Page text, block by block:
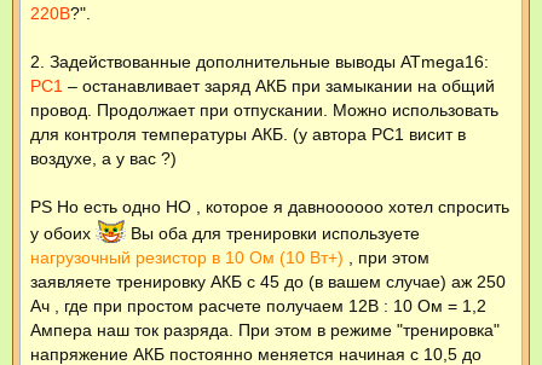
220В?".
2. Задействованные дополнительные выводы ATmеga16:
РС1 – останавливает заряд АКБ при замыкании на общий
провод. Продолжает при отпускании. Можно использовать
для контроля температуры АКБ. (у автора PC1 висит в
воздухе, а у вас ?)
PS Но есть одно НО , которое я давноооооо хотел спросить
у обоих
Вы оба для тренировки используете
нагрузочный резистор в 10 Ом (10 Вт+)
, при этом
заявляете тренировку АКБ с 45 до (в вашем случае) аж 250
Ач , где при простом расчете получаем 12В : 10 Ом = 1,2
Ампера наш ток разряда. При этом в режиме "тренировка"
напряжение АКБ постоянно меняется начиная с 10,5 до